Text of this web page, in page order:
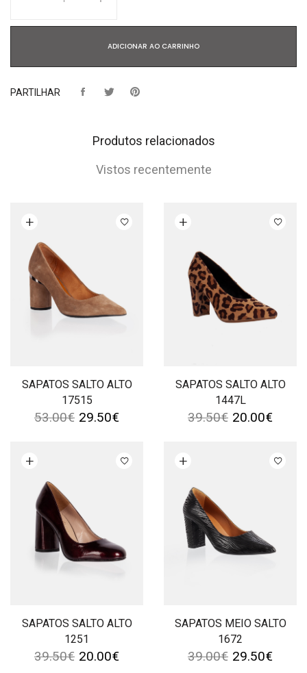
ADICIONAR AO CARRINHO
PARTILHAR
Produtos relacionados
Vistos recentemente
SAPATOS SALTO ALTO
17515
opções
53.00€ 29.50€
SAPATOS SALTO ALTO
1447L
Ver opções
39.50€ 20.00€
SAPATOS SALTO ALTO
1251
opções
39.50€ 20.00€
SAPATOS MEIO SALTO
1672
Ver opções
39.00€ 29.50€